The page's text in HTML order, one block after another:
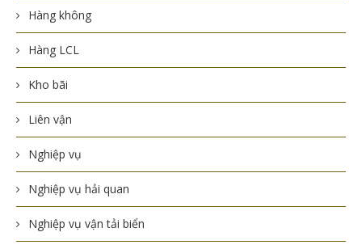
Hàng không
Hàng LCL
Kho bãi
Liên vận
Nghiệp vụ
Nghiệp vụ hải quan
Nghiệp vụ vận tải biển